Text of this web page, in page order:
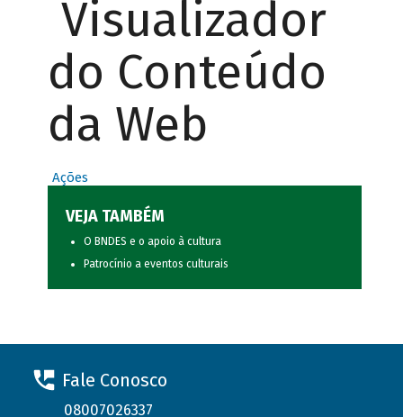
Visualizador
do Conteúdo
da Web
Ações
VEJA TAMBÉM
O BNDES e o apoio à cultura
Patrocínio a eventos culturais
Fale Conosco
08007026337